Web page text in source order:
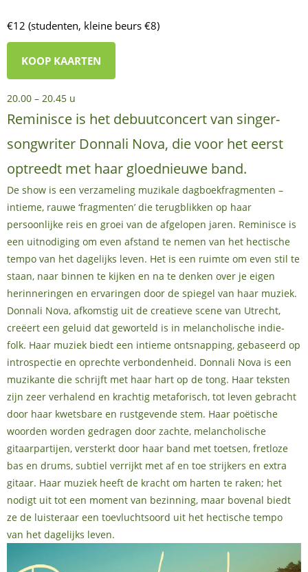
€12 (studenten, kleine beurs €8)
KOOP KAARTEN
20.00 – 20.45 u
Reminisce is het debuutconcert van singer-
songwriter Donnali Nova, die voor het eerst
optreedt met haar gloednieuwe band.
De show is een verzameling muzikale dagboekfragmenten –
intieme, rauwe ‘fragmenten’ die terugblikken op haar
persoonlijke reis en groei van de afgelopen jaren. Reminisce is
een uitnodiging om even afstand te nemen van het hectische
tempo van het dagelijks leven. Het is een ruimte om even stil te
staan, naar binnen te kijken en na te denken over je eigen
herinneringen en ervaringen door de spiegel van haar muziek.
Donnali Nova, afkomstig uit de creatieve scene van Utrecht,
creëert een geluid dat geworteld is in melancholische indie-
folk. Haar muziek biedt een intieme ontsnapping, gebaseerd op
introspectie en oprechte verbondenheid. Donnali Nova is een
muzikante die schrijft met haar hart op de tong. Haar teksten
zijn zeer verhalend en krachtig metaforisch, tot leven gebracht
door haar kwetsbare en rustgevende stem. Haar poëtische
woorden worden gedragen door zachte, melancholische
gitaarpartijen, versterkt door haar band met toetsen, fretloze
bas en drums, subtiel verrijkt met af en toe strijkers en extra
gitaar. Haar muziek heeft de kracht om harten te raken; het
nodigt uit tot een moment van bezinning, maar bovenal biedt
ze de luisteraar een toevluchtsoord uit het hectische tempo
van het dagelijks leven.